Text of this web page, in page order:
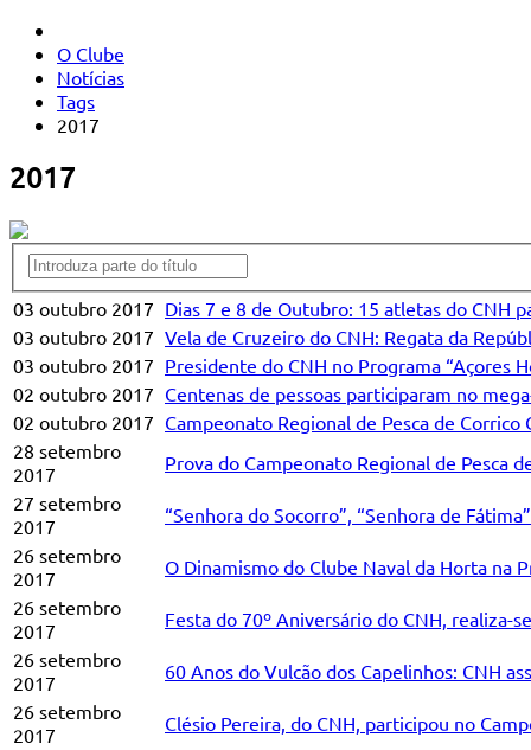
O Clube
Notícias
Tags
2017
2017
03 outubro 2017 Dias 7 e 8 de Outubro: 15 atletas do CNH
03 outubro 2017 Vela de Cruzeiro do CNH: Regata da
03 outubro 2017 Presidente do CNH no Programa “Açores
02 outubro 2017 Centenas de pessoas participaram no
02 outubro 2017 Campeonato Regional de Pesca de Corrico
28 setembro
2017
Prova do Campeonato Regional de Pesca
27 setembro
2017
“Senhora do Socorro”, “Senhora de
26 setembro
2017
O Dinamismo do Clube Naval da Horta na
26 setembro
2017
Festa do 70º Aniversário do CNH, realiza-
26 setembro
2017
60 Anos do Vulcão dos Capelinhos: CNH
26 setembro
2017
Clésio Pereira, do CNH, participou no